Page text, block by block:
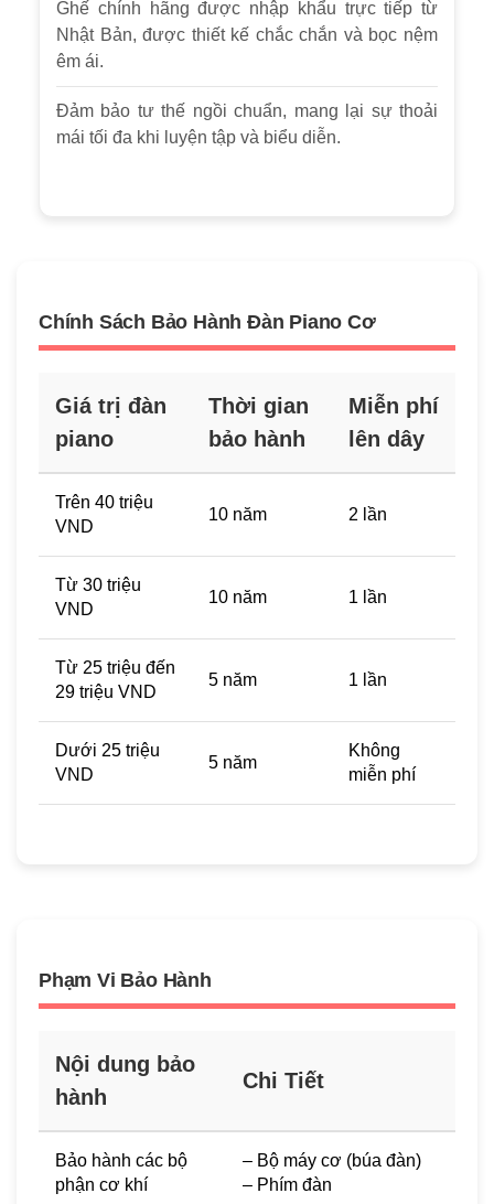
Ghế chính hãng được nhập khẩu trực tiếp từ
Nhật Bản, được thiết kế chắc chắn và bọc nệm
êm ái.
Đảm bảo tư thế ngồi chuẩn, mang lại sự thoải
mái tối đa khi luyện tập và biểu diễn.
Chính Sách Bảo Hành Đàn Piano Cơ
Giá trị đàn
piano
Thời gian
bảo hành
Miễn phí
lên dây
Trên 40 triệu
VND
10 năm 2 lần
Từ 30 triệu
VND
10 năm 1 lần
Từ 25 triệu đến
29 triệu VND
5 năm 1 lần
Dưới 25 triệu
VND
5 năm
Không
miễn phí
Phạm Vi Bảo Hành
Nội dung bảo
hành
Chi Tiết
Bảo hành các bộ
phận cơ khí
– Bộ máy cơ (búa đàn)
– Phím đàn